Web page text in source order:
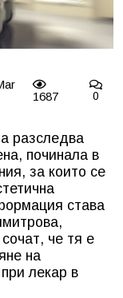
1687 0
разследва
починала в
за които се
става
че тя е
на
лекар в